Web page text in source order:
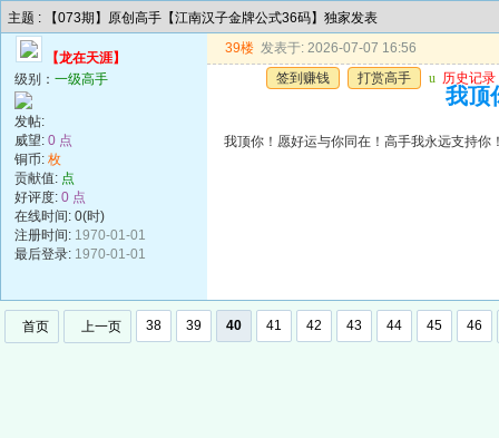
主题 : 【073期】原创高手【江南汉子金牌公式36码】独家发表
【龙在天涯】
级别： 一级高手
发帖:
威望: 0 点
铜币: 枚
贡献值: 点
好评度: 0 点
在线时间: 0(时)
注册时间: 1970-01-01
最后登录: 1970-01-01
39楼 发表于: 2026-07-07 16:56
签到赚钱
打赏高手 u 历史记录
我顶
我顶你！愿好运与你同在！高手我永远支持你
首页 上一页 38 39 40 41 42 43 44 45 46